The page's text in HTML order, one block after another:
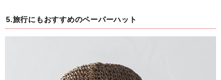
5.旅行にもおすすめのペーパーハット